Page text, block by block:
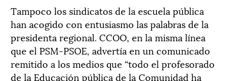
Tampoco los sindicatos de la escuela pública
han acogido con entusiasmo las palabras de la
presidenta regional. CCOO, en la misma línea
que el PSM-PSOE, advertía en un comunicado
remitido a los medios que “todo el profesorado
de la Educación pública de la Comunidad ha